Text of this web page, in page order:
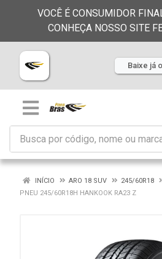
VOCÊ É CONSUMIDOR
CONHEÇA NOSSO SITE
Baixe já
INÍCIO ARO 18 SUV
245/60R18
PNEU 245/60R18H HANKOOK RA23 Z